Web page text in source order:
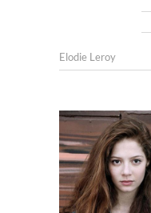
Elodie Leroy